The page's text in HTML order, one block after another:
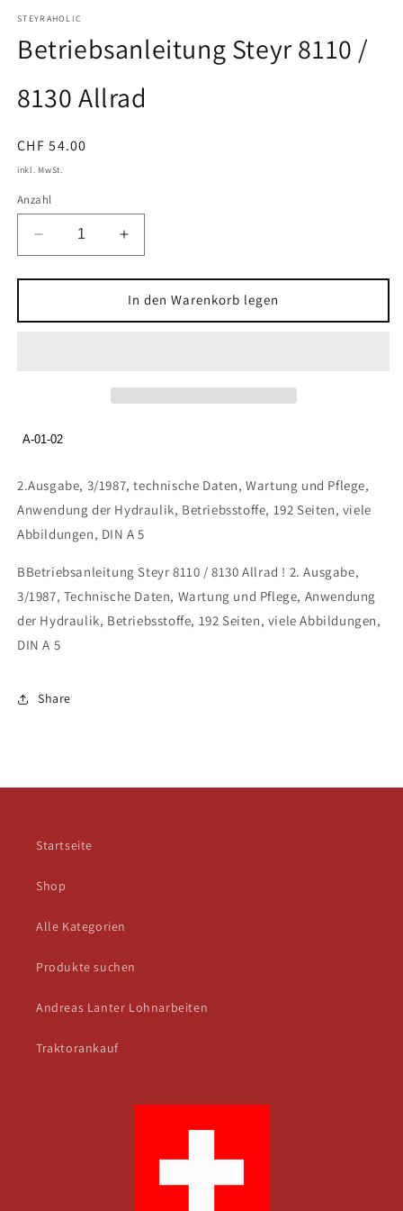
in
öffnen
STEYRAHOLIC
Betriebsanleitung Steyr 8110 /
8130 Allrad
Normaler
Preis
CHF 54.00
inkl. MwSt.
Anzahl
Verringere
die
Menge
Betriebsanleitung
Erhöhe
die
Menge
für
Betriebsanleitung
8130
In den Warenkorb legen
A-01-02
2.Ausgabe, 3/1987, technische Daten, Wartung und Pflege,
Anwendung der Hydraulik, Betriebsstoffe, 192 Seiten, viele
Abbildungen, DIN A 5
BBetriebsanleitung Steyr 8110 / 8130 Allrad ! 2. Ausgabe,
3/1987, Technische Daten, Wartung und Pflege, Anwendung
der Hydraulik, Betriebsstoffe, 192 Seiten, viele Abbildungen,
DIN A 5
Share
Startseite
Shop
Alle Kategorien
Produkte suchen
Andreas Lanter Lohnarbeiten
Traktorankauf